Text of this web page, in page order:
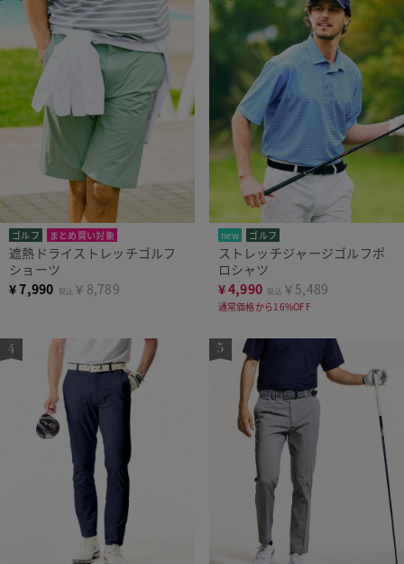
ゴルフ まとめ買い対象
遮熱ドライストレッチゴルフ
ショーツ
¥7,990 税込 ￥8,789
new ゴルフ
ストレッチジャージゴルフポ
ロシャツ
¥4,990 税込 ￥5,489
通常価格から16%OFF